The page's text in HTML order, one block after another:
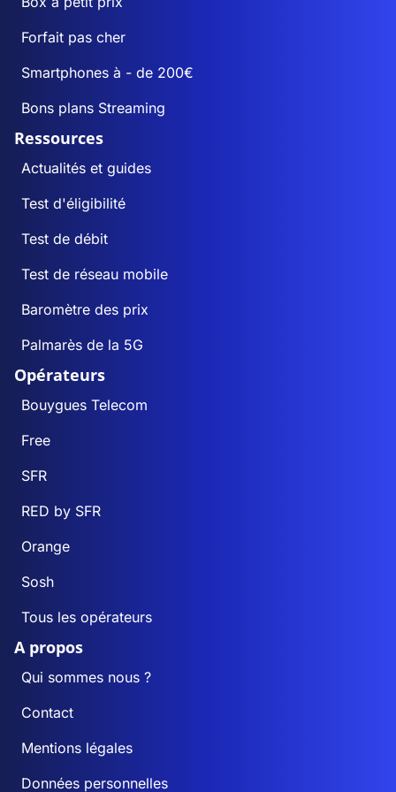
Forfait pas cher
Smartphones à - de 200€
Bons plans Streaming
Ressources
Actualités et guides
Test d'éligibilité
Test de débit
Test de réseau mobile
Baromètre des prix
Palmarès de la 5G
Opérateurs
Bouygues Telecom
Free
SFR
RED by SFR
Orange
Sosh
Tous les opérateurs
A propos
Qui sommes nous ?
Contact
Mentions légales
Données personnelles